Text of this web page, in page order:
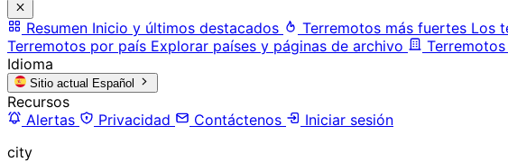
Resumen Inicio y últimos destacados Terremotos más fuertes Los
Terremotos por país Explorar países y páginas de archivo
Idioma
Sitio actual Español
Recursos
Alertas
Privacidad Contáctenos
Iniciar sesión
city